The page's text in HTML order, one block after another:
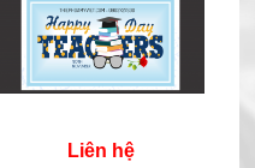
Liên hệ